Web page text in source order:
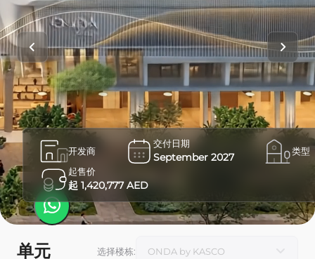
开发商
交付日期
September 2027
类型
起售价
起 1,420,777 AED
单元 选择楼栋: